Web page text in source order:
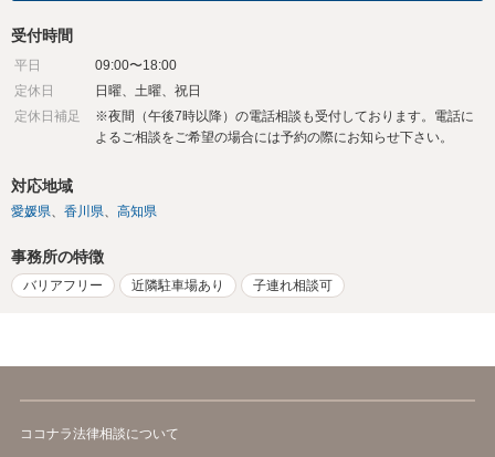
受付時間
平日
09:00〜18:00
定休日
日曜、土曜、祝日
定休日補足
※夜間（午後7時以降）の電話相談も受付しております。電話に
よるご相談をご希望の場合には予約の際にお知らせ下さい。
対応地域
愛媛県 香川県 高知県
事務所の特徴
バリアフリー 近隣駐車場あり 子連れ相談可
ココナラ法律相談について